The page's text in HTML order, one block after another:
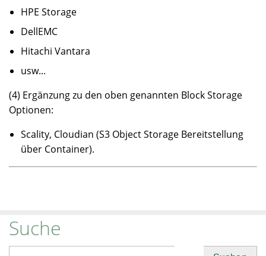
HPE Storage
DellEMC
Hitachi Vantara
usw...
(4) Ergänzung zu den oben genannten Block Storage
Optionen:
Scality, Cloudian (S3 Object Storage Bereitstellung
über Container).
Suche